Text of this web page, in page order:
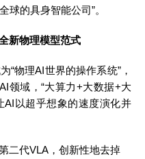
球的具身智能公司”。
新物理模型范式
“物理AI世界的操作系统”，
领域，“大算力+大数据+大
AI以超乎想象的速度演化并
二代VLA，创新性地去掉